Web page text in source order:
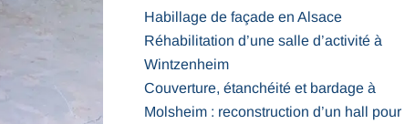
Habillage de façade en Alsace
Réhabilitation d’une salle d’activité à
Wintzenheim
Couverture, étanchéité et bardage à
Molsheim : reconstruction d’un hall pour